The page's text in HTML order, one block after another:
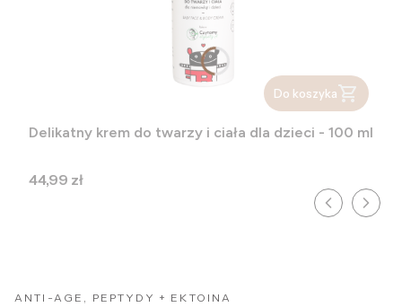
Do koszyka
Delikatny krem do twarzy i ciała dla dzieci - 100 ml
Cena
44,99 zł
ANTI-AGE, PEPTYDY + EKTOINA